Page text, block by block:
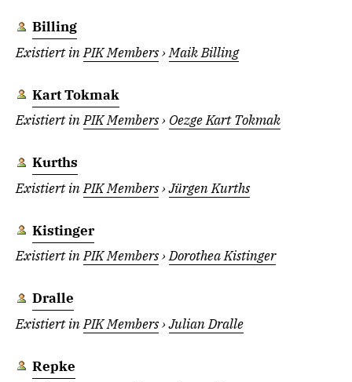
Billing
Existiert inPIK Members›Maik Billing
Kart Tokmak
Existiert inPIK Members› Oezge Kart Tokmak
Kurths
Existiert inPIK Members›Jürgen Kurths
Kistinger
Existiert inPIK Members›Dorothea Kistinger
Dralle
Existiert inPIK Members›Julian Dralle
Repke